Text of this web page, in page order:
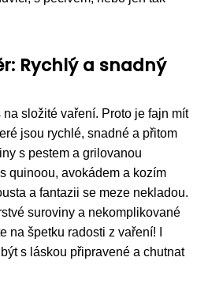
Rychlý a snadný
složité vaření. Proto je fajn mít
jsou rychlé, snadné a přitom
s pestem a grilovanou
quinoou, avokádem a kozím
a fantazii se meze nekladou.
suroviny a nekomplikované
na špetku radosti z vaření! I
s láskou připravené a chutnat